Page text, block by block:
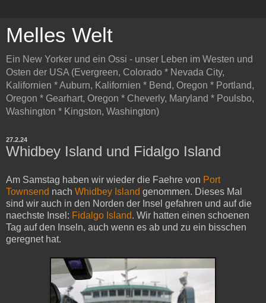
Melles Welt
Ein New Yorker und ein Ossi - unser Leben im Westen und
Osten der USA (Evergreen, Colorado * Nevada City,
Kalifornien * Auburn, Kalifornien * Bend, Oregon * Portland,
Oregon * Gearhart, Oregon * Cheverly, Maryland * Poulsbo,
Washington * Kingston, Washington)
27.2.24
Whidbey Island und Fidalgo Island
Am Samstag haben wir wieder die Faehre von Port
Townsend nach Whidbey Island genommen. Dieses Mal
sind wir auch in den Norden der Insel gefahren und auf die
naechste Insel: Fidalgo Island. Wir hatten einen schoenen
Tag auf den Inseln, auch wenn es ab und zu ein bisschen
geregnet hat.